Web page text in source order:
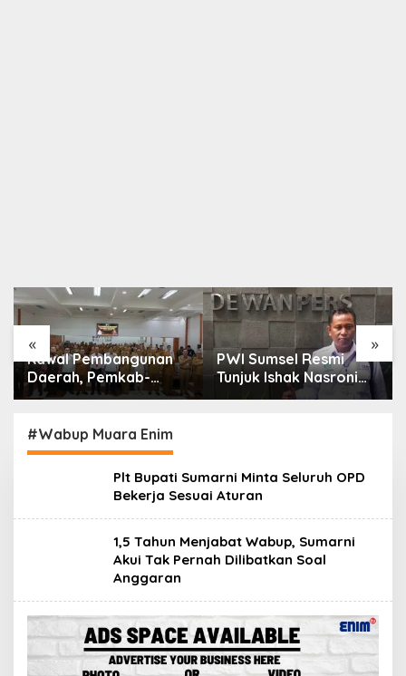
« »
Kawal Pembangunan
Daerah, Pemkab-
Kejari Muara Enim
Pendampingan Hukum
PWI Sumsel Resmi
Tunjuk Ishak Nasroni
Jadi Plt Ketua PWI
#Wabup Muara Enim
Plt Bupati Sumarni Minta Seluruh OPD
Bekerja Sesuai Aturan
1,5 Tahun Menjabat Wabup, Sumarni
Akui Tak Pernah Dilibatkan Soal
Anggaran